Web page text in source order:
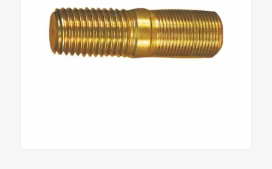
Anéis Trava
Parafuso e Porcas
Linha Diesel